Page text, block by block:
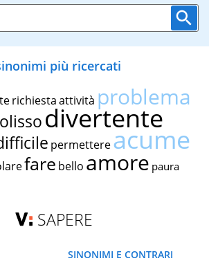
più ricercati
richiestaattività problema
divertente
permettereacume
fare bello amore paura
SAPERE
SINONIMI E CONTRARI